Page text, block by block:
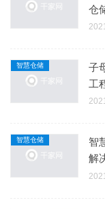
仓
智慧仓储
子
工
智慧仓储
智
解